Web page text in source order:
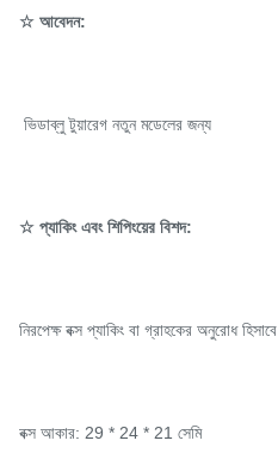
☆ আবেদন:
ভিডাব্লু টুয়ারেগ নতুন মডেলের জন্য
☆ প্যাকিং এবং শিপিংয়ের বিশদ:
নিরপেক্ষ বক্স প্যাকিং বা গ্রাহকের অনুরোধ হিসাবে
বক্স আকার: 29 * 24 * 21 সেমি